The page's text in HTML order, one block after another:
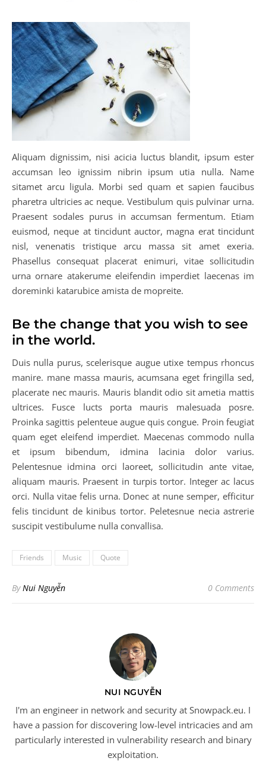
Aliquam dignissim, nisi acicia luctus blandit, ipsum ester
accumsan leo ignissim nibrin ipsum utia nulla. Name
sitamet arcu ligula. Morbi sed quam et sapien faucibus
pharetra ultricies ac neque. Vestibulum quis pulvinar urna.
Praesent sodales purus in accumsan fermentum. Etiam
euismod, neque at tincidunt auctor, magna erat tincidunt
nisl, venenatis tristique arcu massa sit amet exeria.
Phasellus consequat placerat enimuri, vitae sollicitudin
urna ornare atakerume eleifendin imperdiet laecenas im
doreminki katarubice amista de mopreite.
Be the change that you wish to see
in the world.
Duis nulla purus, scelerisque augue utixe tempus rhoncus
manire. mane massa mauris, acumsana eget fringilla sed,
placerate nec mauris. Mauris blandit odio sit ametia mattis
ultrices. Fusce lucts porta mauris malesuada posre.
Proinka sagittis pelenteue augue quis congue. Proin feugiat
quam eget eleifend imperdiet. Maecenas commodo nulla
et ipsum bibendum, idmina lacinia dolor varius.
Pelentesnue idmina orci laoreet, sollicitudin ante vitae,
aliquam mauris. Praesent in turpis tortor. Integer ac lacus
orci. Nulla vitae felis urna. Donec at nune semper, efficitur
felis tincidunt de kinibus tortor. Peletesnue necia astrerie
suscipit vestibulume nulla convallisa.
Friends Music Quote
ByNui Nguyễn 0 Comments
NUI NGUYỄN
I'm an engineer in network and security at Snowpack.eu. I
have a passion for discovering low-level intricacies and am
particularly interested in vulnerability research and binary
exploitation.